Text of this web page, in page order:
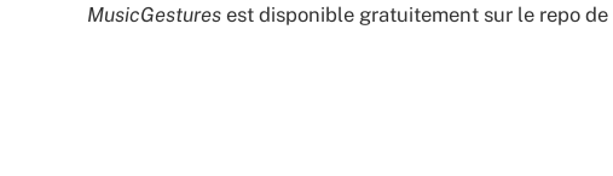
MusicGestures est disponible gratuitement sur le repo de